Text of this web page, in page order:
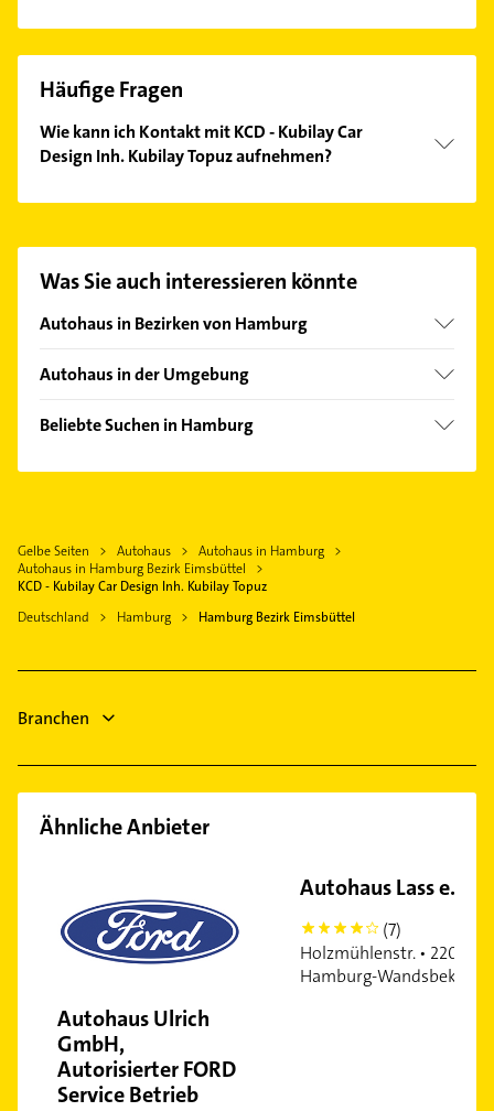
Häufige Fragen
Wie kann ich Kontakt mit KCD - Kubilay Car
Design Inh. Kubilay Topuz aufnehmen?
passenden Kontaktmöglichkeiten wie Adresse oder
Hier finden Sie alleKontaktdaten
Was Sie auch interessieren könnte
Autohaus in Bezirken von Hamburg
Bezirk Altona
Bezirk Hamburg-Mitte
Autohaus in der Umgebung
Halstenbek Holstein
Rellingen
Appen Kreis Pinneberg
Quickborn Kreis Pinneberg
Beliebte Suchen in Hamburg
Fenster
Ärztehaus
Hausarzt
Elektroinstallation
Gelbe Seiten Autohaus
Autohaus in Hamburg
Autohaus in Hamburg Bezirk Eimsbüttel
KCD - Kubilay Car Design Inh. Kubilay Topuz
Deutschland
Hamburg Hamburg Bezirk Eimsbüttel
Branchen
Ähnliche Anbieter
Autohaus Ulrich
GmbH,
Autorisierter FORD
Service Betrieb
Autohaus Lass e.K.
4
(7)
Holzmühlenstr. • 22041
Hamburg-Wandsbek